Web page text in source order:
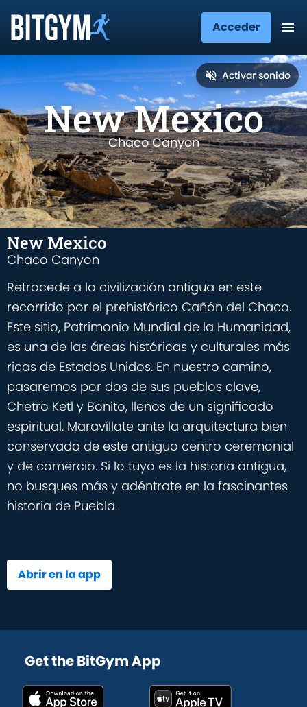
Acceder
Activar sonido
New Mexico
Chaco Canyon
New Mexico
Chaco Canyon
Retrocede a la civilización antigua en este
recorrido por el prehistórico Cañón del Chaco.
Este sitio, Patrimonio Mundial de la Humanidad,
es una de las áreas históricas y culturales más
ricas de Estados Unidos. En nuestro camino,
pasaremos por dos de sus pueblos clave,
Chetro Ketl y Bonito, llenos de un significado
espiritual. Maravíllate ante la arquitectura bien
conservada de este antiguo centro ceremonial
y de comercio. Si lo tuyo es la historia antigua,
no busques más y adéntrate en la fascinantes
historia de Puebla.
Abrir en la app
Get the BitGym App